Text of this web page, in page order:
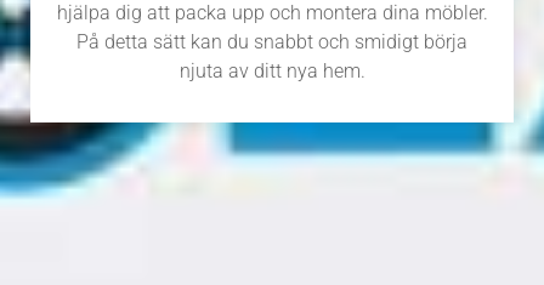
hjälpa dig att packa upp och montera dina möbler.
På detta sätt kan du snabbt och smidigt börja
njuta av ditt nya hem.